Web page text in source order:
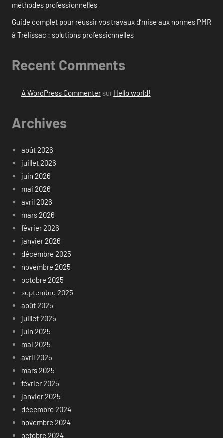
méthodes professionnelles
Guide complet pour réussir vos travaux d’mise aux normes PMR
à Trélissac : solutions professionnelles
Recent Comments
A WordPress Commentersur Hello world!
Archives
août 2026
juillet 2026
juin 2026
mai 2026
avril 2026
mars 2026
février 2026
janvier 2026
décembre 2025
novembre 2025
octobre 2025
septembre 2025
août 2025
juillet 2025
juin 2025
mai 2025
avril 2025
mars 2025
février 2025
janvier 2025
décembre 2024
novembre 2024
octobre 2024